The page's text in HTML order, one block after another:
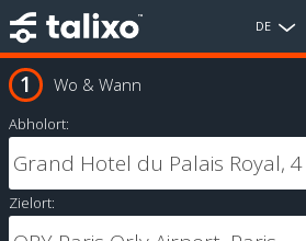
DE
Wo & Wann
Abholort:
Zielort: